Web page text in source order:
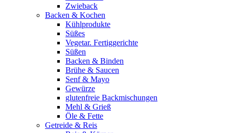
Zwieback
Backen & Kochen
Kühlprodukte
Süßes
Vegetar. Fertiggerichte
Süßen
Backen & Binden
Brühe & Saucen
Senf & Mayo
Gewürze
glutenfreie Backmischungen
Mehl & Grieß
Öle & Fette
Getreide & Reis